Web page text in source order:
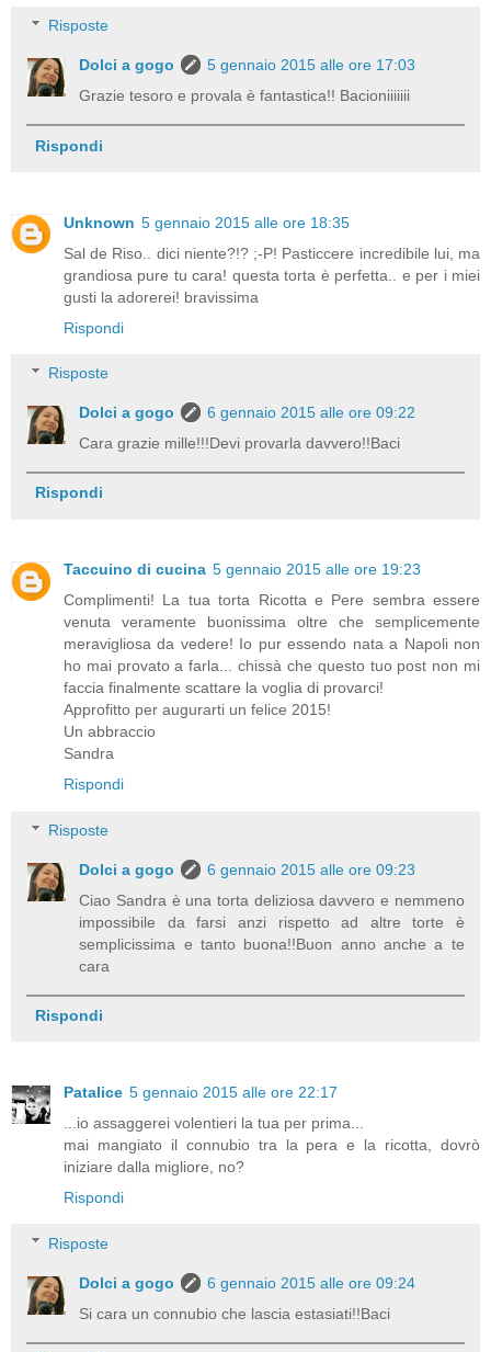
Risposte
Dolci a gogo
5 gennaio 2015 alle ore 17:03
Grazie tesoro e provala è fantastica!! Bacioniiiiiii
Rispondi
Unknown 5 gennaio 2015 alle ore 18:35
Sal de Riso.. dici niente?!? ;-P! Pasticcere incredibile lui, ma
grandiosa pure tu cara! questa torta è perfetta.. e per i miei
gusti la adorerei! bravissima
Rispondi
Risposte
Dolci a gogo
6 gennaio 2015 alle ore 09:22
Cara grazie mille!!!Devi provarla davvero!!Baci
Rispondi
Taccuino di cucina 5 gennaio 2015 alle ore 19:23
Complimenti! La tua torta Ricotta e Pere sembra essere
venuta veramente buonissima oltre che semplicemente
meravigliosa da vedere! Io pur essendo nata a Napoli non
ho mai provato a farla... chissà che questo tuo post non mi
faccia finalmente scattare la voglia di provarci!
Approfitto per augurarti un felice 2015!
Un abbraccio
Sandra
Rispondi
Risposte
Dolci a gogo
6 gennaio 2015 alle ore 09:23
Ciao Sandra è una torta deliziosa davvero e nemmeno
impossibile da farsi anzi rispetto ad altre torte è
semplicissima e tanto buona!!Buon anno anche a te
cara
Rispondi
Patalice 5 gennaio 2015 alle ore 22:17
...io assaggerei volentieri la tua per prima...
mai mangiato il connubio tra la pera e la ricotta, dovrò
iniziare dalla migliore, no?
Rispondi
Risposte
Dolci a gogo
6 gennaio 2015 alle ore 09:24
Si cara un connubio che lascia estasiati!!Baci